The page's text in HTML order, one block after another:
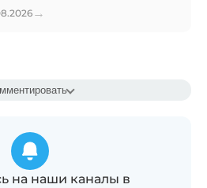
→
на наши каналы в